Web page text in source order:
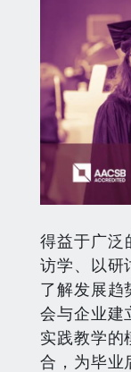
得益于广泛
访学、以研
了解发展趋
会与企业建
实践教学的
合，为毕业